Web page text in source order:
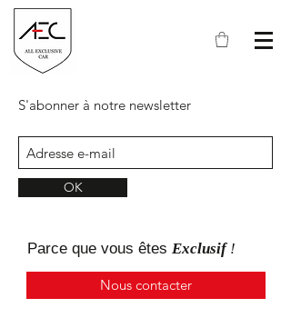
S'abonner à notre newsletter
OK
Parce que vous êtes Exclusif !
Nous contacter